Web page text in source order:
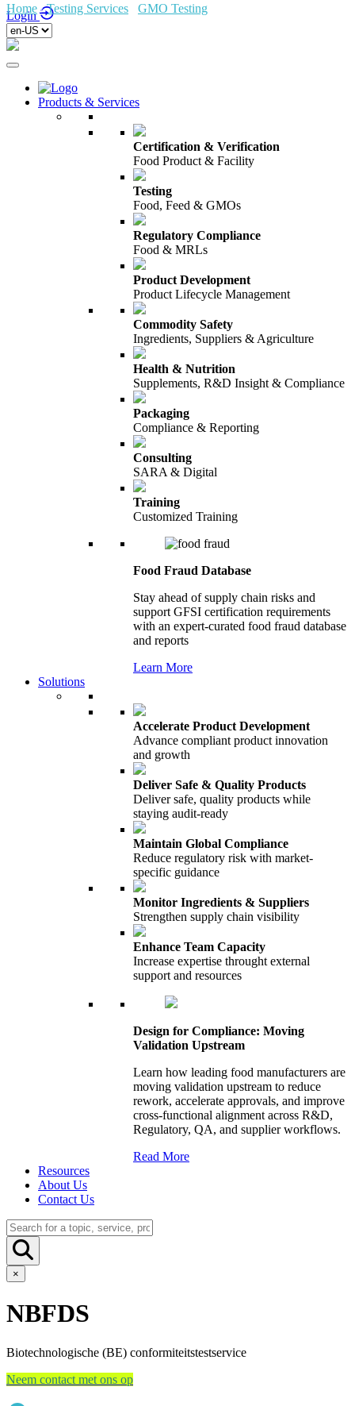
Login
Products & Services
Certification & Verification
Food Product & Facility
Testing
Food, Feed & GMOs
Regulatory Compliance
Food & MRLs
Product Development
Product Lifecycle Management
Commodity Safety
Ingredients, Suppliers & Agriculture
Health & Nutrition
Supplements, R&D Insight & Compliance
Packaging
Compliance & Reporting
Consulting
SARA & Digital
Training
Customized Training
Food Fraud Database
Stay ahead of supply chain risks and
support GFSI certification requirements
with an expert-curated food fraud database
and reports
Learn More
Solutions
Accelerate Product Development
Advance compliant product innovation
and growth
Deliver Safe & Quality Products
Deliver safe, quality products while
staying audit-ready
Maintain Global Compliance
Reduce regulatory risk with market-
specific guidance
Monitor Ingredients & Suppliers
Strengthen supply chain visibility
Enhance Team Capacity
Increase expertise throught external
support and resources
Design for Compliance: Moving
Validation Upstream
Learn how leading food manufacturers are
moving validation upstream to reduce
rework, accelerate approvals, and improve
cross-functional alignment across R&D,
Regulatory, QA, and supplier workflows.
Read More
Resources
About Us
Contact Us
×
Home /Testing Services GMO Testing
NBFDS
Biotechnologische (BE) conformiteitstestservice
Neem contact met ons op